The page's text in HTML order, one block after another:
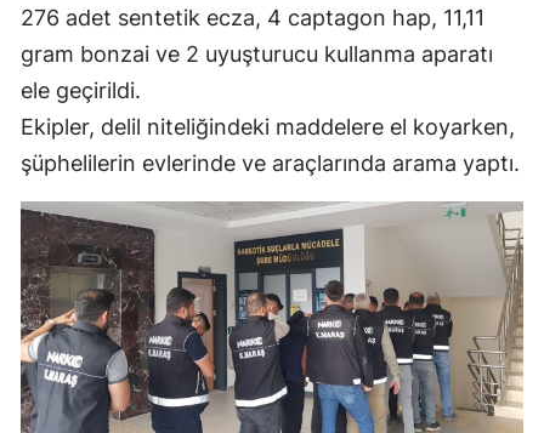
276 adet sentetik ecza, 4 captagon hap, 11,11
gram bonzai ve 2 uyuşturucu kullanma aparatı
ele geçirildi.
Ekipler, delil niteliğindeki maddelere el koyarken,
şüphelilerin evlerinde ve araçlarında arama yaptı.